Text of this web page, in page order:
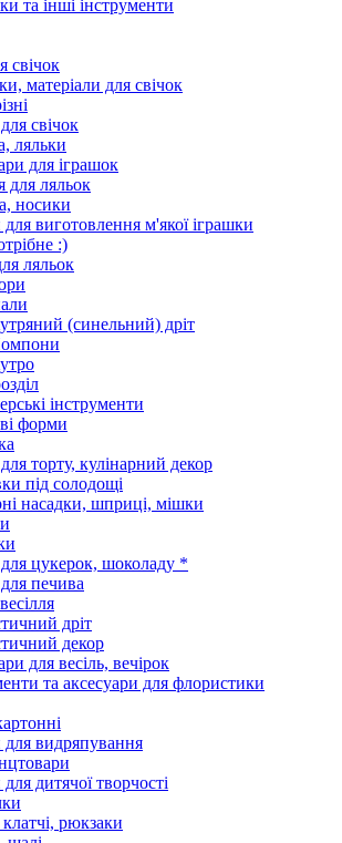
та інші інструменти
свічок
матеріали для свічок
свічок
ляльки
для іграшок
для ляльок
носики
виготовлення м'якої іграшки
:)
ляльок
(синельний) дріт
інструменти
форми
торту, кулінарний декор
під солодощі
насадки, шприці, мішки
цукерок, шоколаду *
печива
дріт
декор
для весіль, вечірок
та аксесуари для флористики
видряпування
дитячої творчості
рюкзаки